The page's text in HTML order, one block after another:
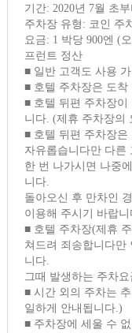
기간: 2020년 7월 초
주차장 유형: 코인 주
요금: 1 박당 900엔 (
프런트 정산
■ 일반 고객도 사용
■ 호텔 주차장은 도
■ 호텔 뒤편 주차장
니다. (제휴 주차장의
■ 호텔 뒤편 주차장은
자유롭습니다만 다른
한 번 나가시면 나중
니다.
돌아오신 후 만차인
이용해 주시기 바랍니
■ 호텔 주차장(제휴
쳐드려 죄송합니다만
니다.
그때 발생하는 주차
■ 시간 외의 주차는
일하게 안내됩니다.)
■ 주차장에 세울 수